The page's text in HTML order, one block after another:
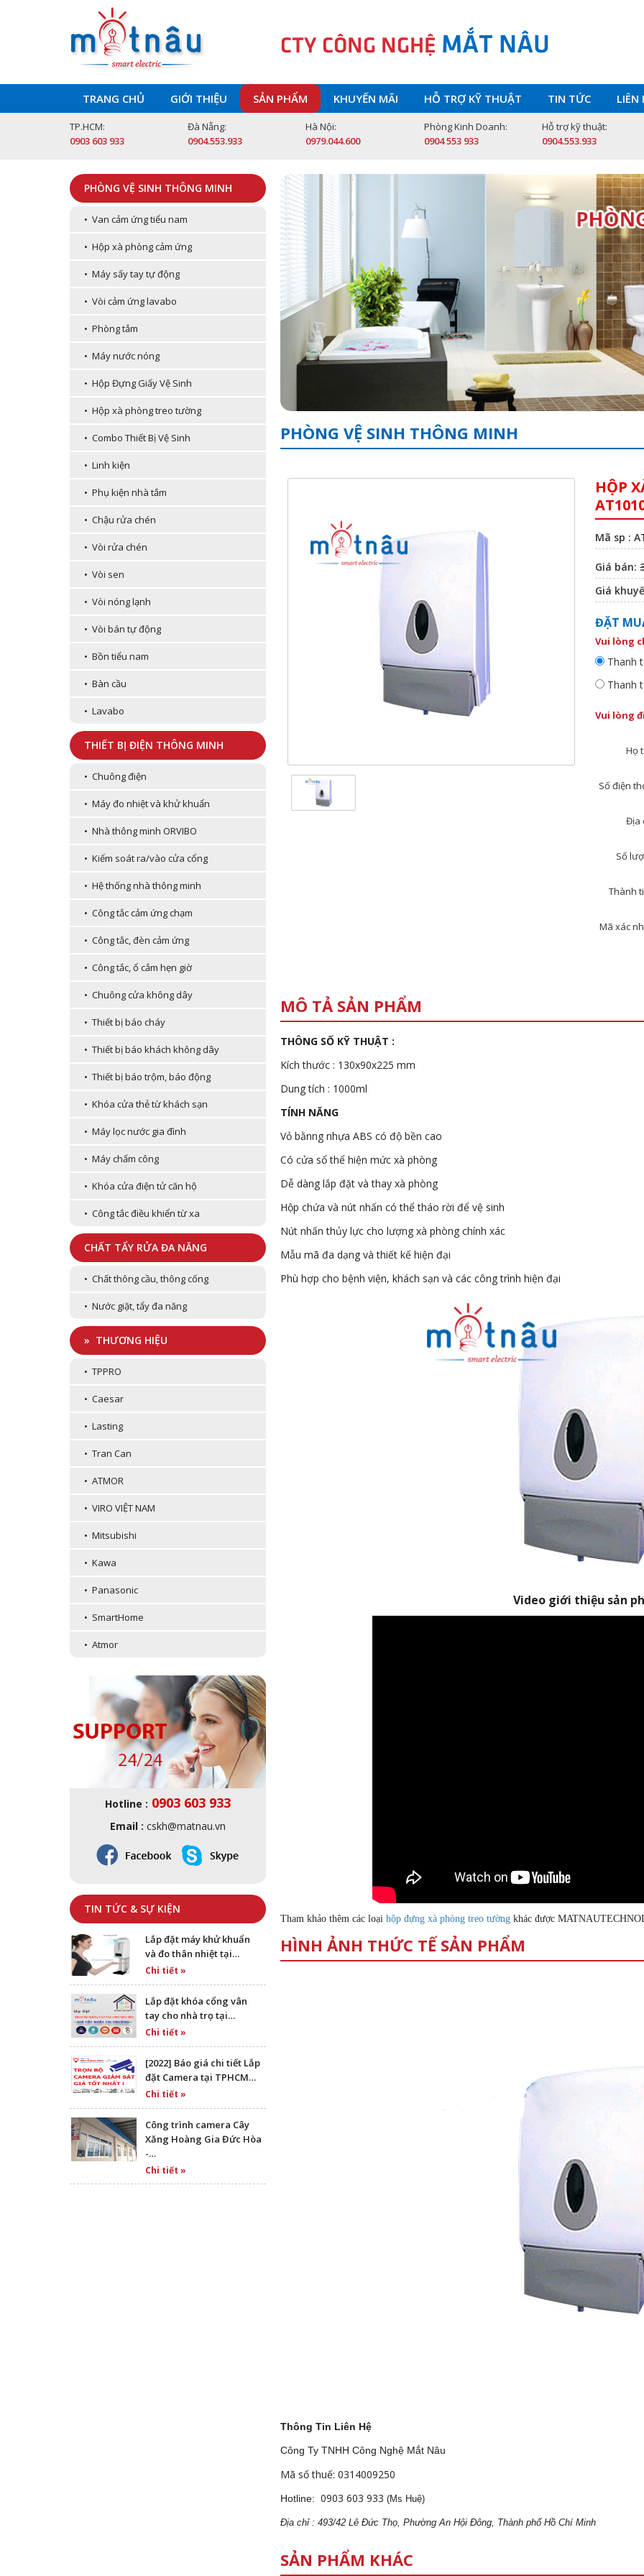
CTY CÔNG NGHỆ MẮT NÂU
TRANG CHỦ GIỚI THIỆU SẢN PHẨM KHUYẾN MÃI HỖ TRỢ KỸ THUẬT TIN TỨC LIÊN
TP.HCM:
0903 603 933
Đà Nẵng:
0904.553.933
Hà Nội:
0979.044.600
Phòng Kinh Doanh:
0904 553 933
Hỗ trợ kỹ thuật:
0904.553.933
PHÒNG VỆ SINH THÔNG MINH
• Van cảm ứng tiểu nam
• Hộp xà phòng cảm ứng
• Máy sấy tay tự động
• Vòi cảm ứng lavabo
• Phòng tắm
• Máy nước nóng
• Hộp Đựng Giấy Vệ Sinh
• Hộp xà phòng treo tường
• Combo Thiết Bị Vệ Sinh
• Linh kiện
• Phụ kiện nhà tắm
• Chậu rửa chén
• Vòi rửa chén
• Vòi sen
• Vòi nóng lạnh
• Vòi bán tự động
• Bồn tiểu nam
• Bàn cầu
• Lavabo
THIẾT BỊ ĐIỆN THÔNG MINH
• Chuông điện
• Máy đo nhiệt và khử khuẩn
• Nhà thông minh ORVIBO
• Kiểm soát ra/vào cửa cổng
• Hệ thống nhà thông minh
• Công tắc cảm ứng chạm
• Công tắc, đèn cảm ứng
• Công tắc, ổ cắm hẹn giờ
• Chuông cửa không dây
• Thiết bị báo cháy
• Thiết bị báo khách không dây
• Thiết bị báo trộm, báo động
• Khóa cửa thẻ từ khách sạn
• Máy lọc nước gia đình
• Máy chấm công
• Khóa cửa điện tử căn hộ
• Công tắc điều khiển từ xa
CHẤT TẨY RỬA ĐA NĂNG
• Chất thông cầu, thông cống
• Nước giặt, tẩy đa năng
» THƯƠNG HIỆU
• TPPRO
• Caesar
• Lasting
• Tran Can
• ATMOR
• VIRO VIỆT NAM
• Mitsubishi
• Kawa
• Panasonic
• SmartHome
• Atmor
Hotline : 0903 603 933
Email : cskh@matnau.vn
TIN TỨC & SỰ KIỆN
Lắp đặt máy khử khuẩn
và đo thân nhiệt tại…
Chi tiết »
Lắp đặt khóa cổng vân
tay cho nhà trọ tại…
Chi tiết »
[2022] Báo giá chi tiết Lắp
đặt Camera tại TPHCM…
Chi tiết »
Công trình camera Cây
Xăng Hoàng Gia Đức Hòa
-…
Chi tiết »
PHÒNG VỆ SINH THÔNG MINH
HỘP
Mã sp :
Giá bán:
Giá
ĐẶT
Vui lòng
Thanh
Thanh
Vui lòng
Họ
Số điện
Địa
Số
Thành
Mã xác
MÔ TẢ SẢN PHẨM
THÔNG SỐ KỸ THUẬT :
Kích thước : 130x90x225 mm
Dung tích : 1000ml
TÍNH NĂNG
Vỏ bằnng nhựa ABS có độ bền cao
Có cửa sổ thể hiện mức xà phòng
Dễ dàng lắp đặt và thay xà phòng
Hộp chứa và nút nhấn có thể tháo rời để vệ sinh
Nút nhấn thủy lực cho lượng xà phòng chính xác
Mẫu mã đa dạng và thiết kế hiện đại
Phù hợp cho bệnh viện, khách sạn và các công trình hiện đại
Video giới thiệu sản
Tham khảo thêm các loại hộp đựng xà phòng treo tườngkhác được
HÌNH ẢNH THỨC TẾ SẢN PHẨM
Thông Tin Liên Hệ
Công Ty TNHH Công Nghệ Mắt Nâu
Mã số thuế: 0314009250
Hotline: 0903 603 933 (Ms Huệ)
Địa chỉ : 493/42 Lê Đức Thọ, Phường An Hội Đông, Thành phố Hồ Chí Minh
SẢN PHẨM KHÁC